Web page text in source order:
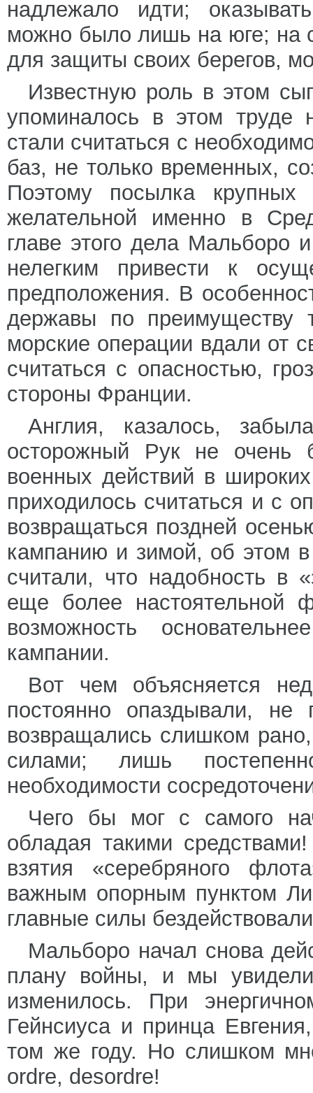
надлежало идти;
можно было лишь на юге; на
для защиты своих берегов,
Известную роль в этом
упоминалось в этом труде
стали считаться с
баз, не только временных,
Поэтому посылка крупных
желательной именно в
главе этого дела Мальборо
нелегким привести к
предположения. В
державы по преимуществу
морские операции вдали от
считаться с опасностью,
стороны Франции.
Англия, казалось,
осторожный Рук не очень
военных действий в
приходилось считаться и с
возвращаться поздней
кампанию и зимой, об этом
считали, что надобность в
еще более настоятельной
возможность
кампании.
Вот чем объясняется
постоянно опаздывали, не
возвращались слишком
силами; лишь
необходимости
Чего бы мог с самого
обладая такими
взятия «серебряного
важным опорным пунктом
главные силы
Мальборо начал снова
плану войны, и мы
изменилось. При
Гейнсиуса и принца
том же году. Но слишком
ordre, desordre!